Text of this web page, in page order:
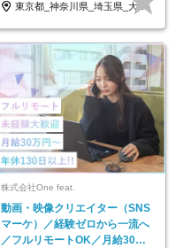
東京都_神奈川県_埼玉県_大阪府_愛知県…
株式会社One feat.
動画・映像クリエイター（SNS
マーケ）／経験ゼロから一流へ
／フルリモートOK／月給30万